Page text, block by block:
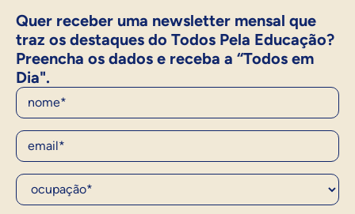
Quer receber uma newsletter mensal que
traz os destaques do Todos Pela Educação?
Preencha os dados e receba a “Todos em
Dia".
Nome
E-Mail
Ocupação*